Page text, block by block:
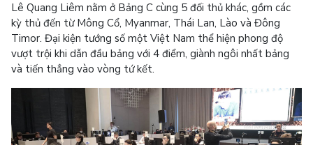
Lê Quang Liêm nằm ở Bảng C cùng 5 đối thủ khác, gồm các
kỳ thủ đến từ Mông Cổ, Myanmar, Thái Lan, Lào và Đông
Timor. Đại kiện tướng số một Việt Nam thể hiện phong độ
vượt trội khi dẫn đầu bảng với 4 điểm, giành ngôi nhất bảng
và tiến thẳng vào vòng tứ kết.